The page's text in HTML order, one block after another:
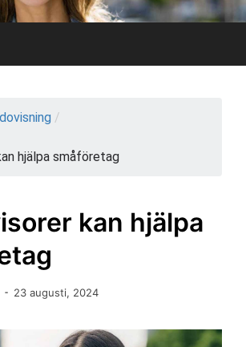
/
hjälpa småföretag
kan hjälpa
23 augusti, 2024